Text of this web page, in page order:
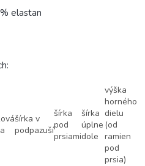
elastan
šírka v
podpazuší
šírka
pod
prsiami
šírka
úplne
dole
výška
horného
dielu
(od
ramien
pod
prsia)